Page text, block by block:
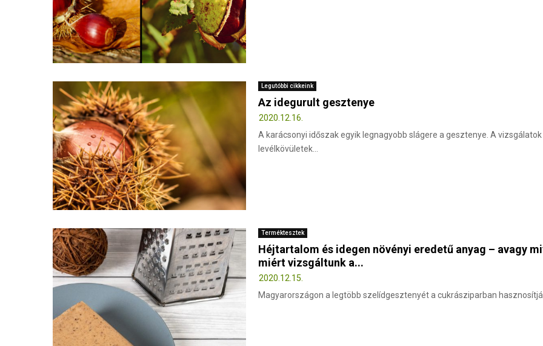
Legutóbbi cikkeink
Az idegurult gesztenye
2020.12.16.
A karácsonyi időszak egyik legnagyobb slágere a gesztenye. A vizsgálatok
levélkövületek...
Terméktesztek
Héjtartalom és idegen növényi eredetű anyag – avagy
miért vizsgáltunk a...
2020.12.15.
Magyarországon a legtöbb szelídgesztenyét a cukrásziparban